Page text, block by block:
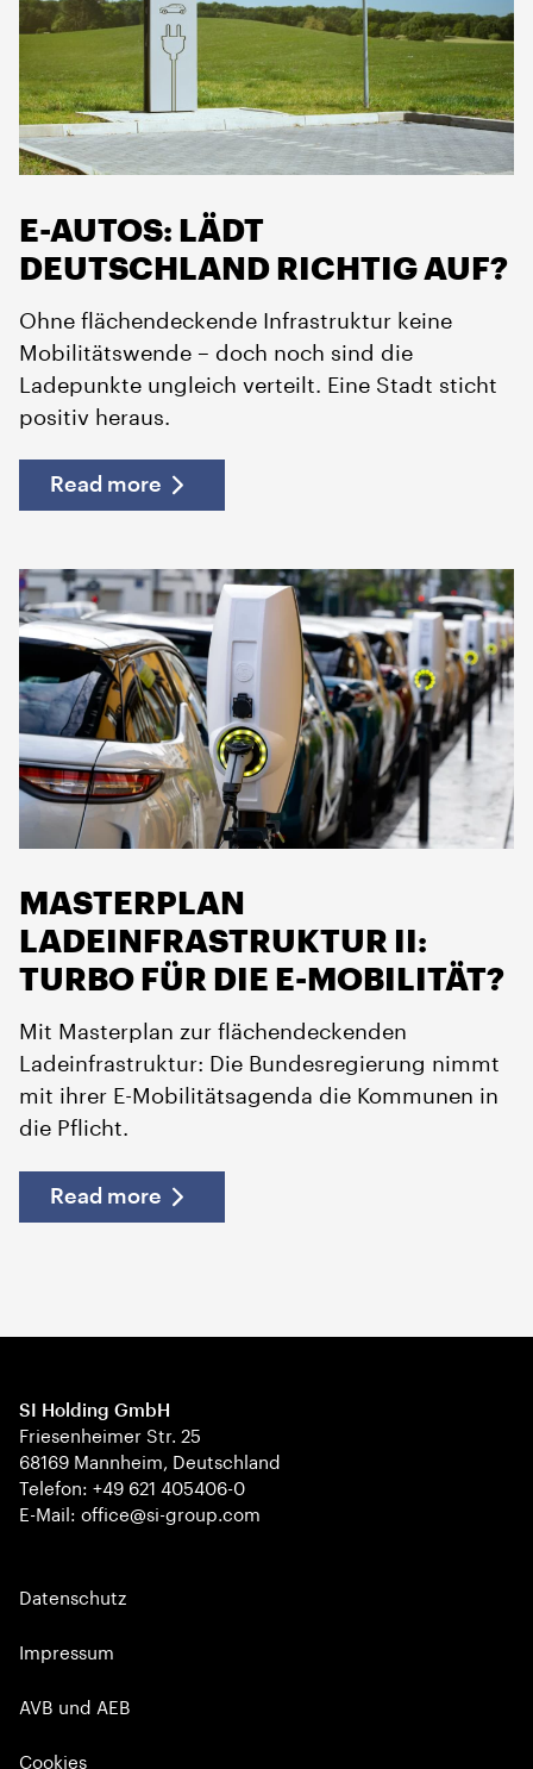
E-AUTOS: LÄDT
DEUTSCHLAND RICHTIG AUF?
Ohne flächendeckende Infrastruktur keine
Mobilitätswende – doch noch sind die
Ladepunkte ungleich verteilt. Eine Stadt sticht
positiv heraus.
Read more
MASTERPLAN
LADEINFRASTRUKTUR II:
TURBO FÜR DIE E-MOBILITÄT?
Mit Masterplan zur flächendeckenden
Ladeinfrastruktur: Die Bundesregierung nimmt
mit ihrer E-Mobilitätsagenda die Kommunen in
die Pflicht.
Read more
SI Holding GmbH
Friesenheimer Str. 25
68169 Mannheim, Deutschland
Telefon: +49 621 405406-0
E-Mail: office@si-group.com
Datenschutz
Impressum
AVB und AEB
Cookies